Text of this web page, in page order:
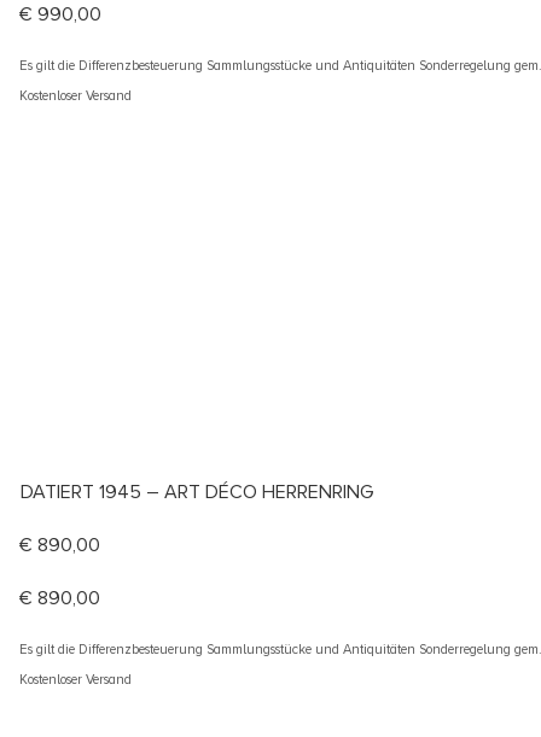
€ 990,00
Es gilt die Differenzbesteuerung Sammlungsstücke und Antiquitäten Sonderregelung
Kostenloser Versand
DATIERT 1945 – ART DÉCO HERRENRING
€ 890,00
€ 890,00
Es gilt die Differenzbesteuerung Sammlungsstücke und Antiquitäten Sonderregelung
Kostenloser Versand